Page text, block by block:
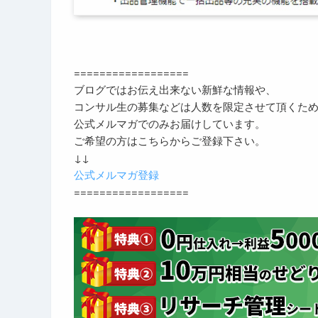
==================
ブログではお伝え出来ない新鮮な情報や、
コンサル生の募集などは人数を限定させて頂くため
公式メルマガでのみお届けしています。
ご希望の方はこちらからご登録下さい。
↓↓
公式メルマガ登録
==================